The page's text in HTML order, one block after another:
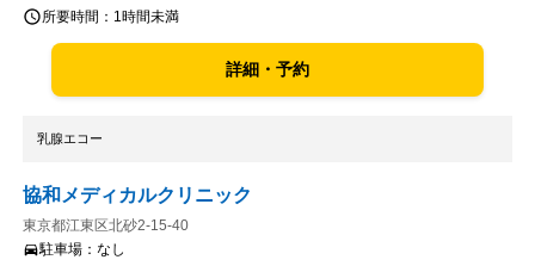
所要時間： 1時間未満
詳細・予約
乳腺エコー
協和メディカルクリニック
東京都江東区北砂2-15-40
駐車場： なし